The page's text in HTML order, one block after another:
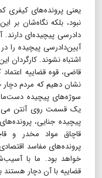
یعنی پرونده‌های کیفری
نبود، بلکه نگاه‌شان بر
دادرسی پیچیده‌ای
اشتباه نشوند. کارگردان
قاضی، قوه قضاییه
نشان دهیم که مردم دچار
سوژه‌های پیچیده
یک قسمت روی آنتن
پیچیده جنایی،
قاچاق مواد مخدر و
پرونده‌های مفاسد
خواهد بود. ما با
قضاییه با آن دچار